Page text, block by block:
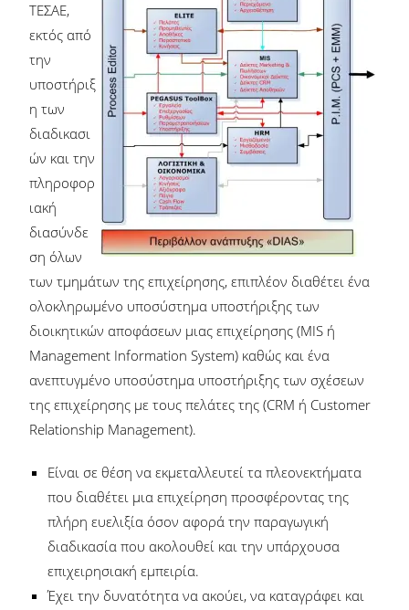
ΤΕΣΑΕ,
εκτός από
την
υποστήριξ
η των
διαδικασι
ών και την
πληροφορ
ιακή
διασύνδε
ση όλων
των τμημάτων της επιχείρησης, επιπλέον διαθέτει ένα
ολοκληρωμένο υποσύστημα υποστήριξης των
διοικητικών αποφάσεων μιας επιχείρησης (MIS ή
Management Information System) καθώς και ένα
ανεπτυγμένο υποσύστημα υποστήριξης των σχέσεων
της επιχείρησης με τους πελάτες της (CRM ή Customer
Relationship Management).
Είναι σε θέση να εκμεταλλευτεί τα πλεονεκτήματα
που διαθέτει μια επιχείρηση προσφέροντας της
πλήρη ευελιξία όσον αφορά την παραγωγική
διαδικασία που ακολουθεί και την υπάρχουσα
επιχειρησιακή εμπειρία.
Έχει την δυνατότητα να ακούει, να καταγράφει και